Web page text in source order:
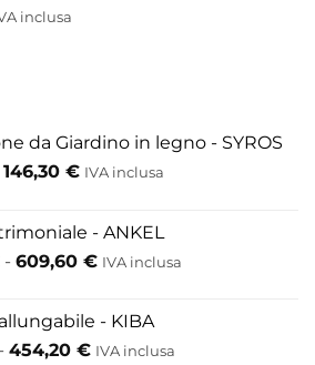
inclusa
da Giardino in legno - SYROS
146,30 €Fascia
da
52,80 €
146,30 €
IVA inclusa
- ANKEL
- 609,60 €Fascia
da
200,60 €
IVA inclusa
- KIBA
- 454,20 €Fascia
IVA inclusa